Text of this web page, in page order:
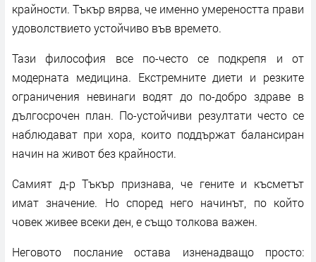
крайности. Тъкър вярва, че именно умереността прави
удоволствието устойчиво във времето.
Тази философия все по-често се подкрепя и от
модерната медицина. Екстремните диети и резките
ограничения невинаги водят до по-добро здраве в
дългосрочен план. По-устойчиви резултати често се
наблюдават при хора, които поддържат балансиран
начин на живот без крайности.
Самият д-р Тъкър признава, че гените и късметът
имат значение. Но според него начинът, по който
човек живее всеки ден, е също толкова важен.
Неговото послание остава изненадващо просто: